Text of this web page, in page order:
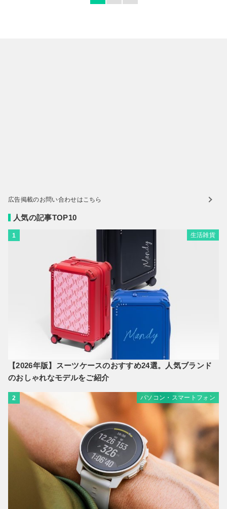
広告掲載のお問い合わせはこちら
人気の記事TOP10
1 生活雑貨
【2026年版】スーツケースのおすすめ24選。人気ブランド
のおしゃれなモデルをご紹介
2 パソコン・スマートフォン